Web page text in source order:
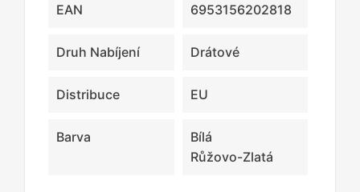
EAN 6953156202818
Druh Nabíjení Drátové
Distribuce EU
Barva
Bílá
Růžovo-Zlatá